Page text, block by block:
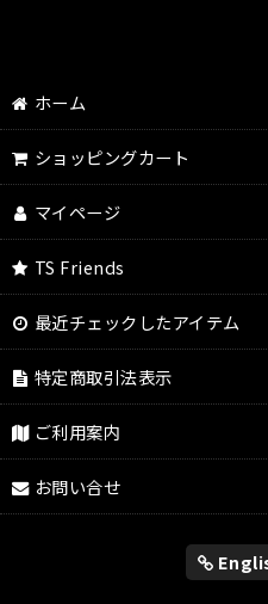
ホーム
ショッピングカート
マイページ
TS Friends
最近チェックしたアイテム
特定商取引法表示
ご利用案内
お問い合せ